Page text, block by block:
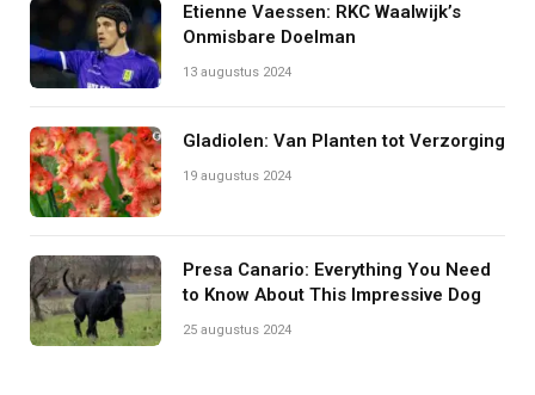
Etienne Vaessen: RKC Waalwijk’s
Onmisbare Doelman
13 augustus 2024
Gladiolen: Van Planten tot Verzorging
19 augustus 2024
Presa Canario: Everything You Need
to Know About This Impressive Dog
25 augustus 2024